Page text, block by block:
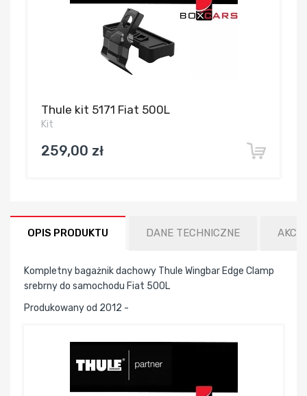
Thule kit 5171 Fiat 500L
Kit
259,00 zł
OPIS PRODUKTU DANE TECHNICZNE
Kompletny bagażnik dachowy Thule Wingbar Edge Clamp
srebrny do samochodu Fiat 500L
Produkowany od 2012 -